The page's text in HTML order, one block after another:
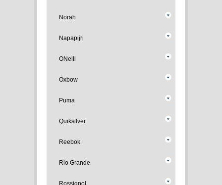
Norah
Napapijri
ONeill
Oxbow
Puma
Quiksilver
Reebok
Rio Grande
Rossignol